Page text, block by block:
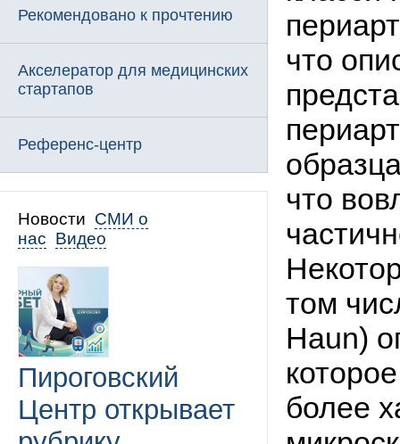
Рекомендовано к прочтению
Акселератор для медицинских
стартапов
Референс-центр
Новости СМИ о
нас Видео
Пироговский
Центр открывает
что
что
том
Haun)
более